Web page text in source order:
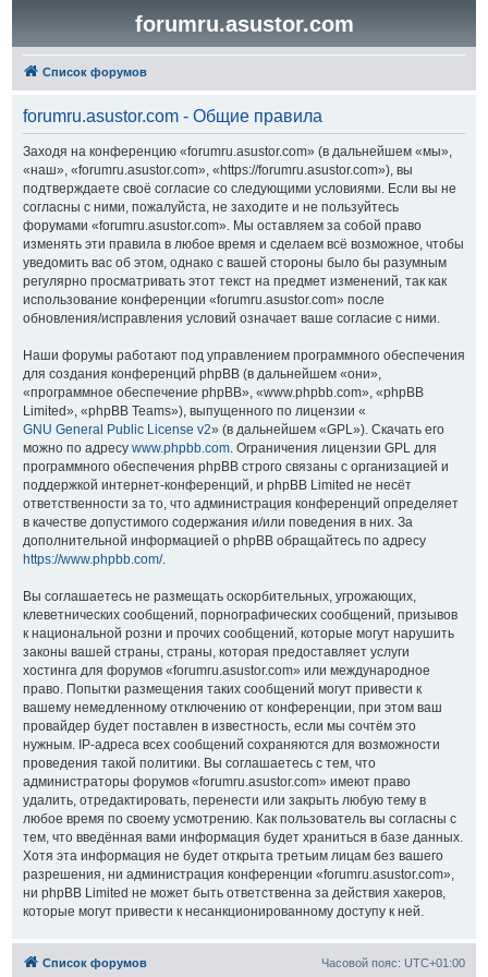
forumru.asustor.com
Список форумов
forumru.asustor.com - Общие правила
Заходя на конференцию «forumru.asustor.com» (в дальнейшем «мы»,
«наш», «forumru.asustor.com», «https://forumru.asustor.com»), вы
подтверждаете своё согласие со следующими условиями. Если вы не
согласны с ними, пожалуйста, не заходите и не пользуйтесь
форумами «forumru.asustor.com». Мы оставляем за собой право
изменять эти правила в любое время и сделаем всё возможное, чтобы
уведомить вас об этом, однако с вашей стороны было бы разумным
регулярно просматривать этот текст на предмет изменений, так как
использование конференции «forumru.asustor.com» после
обновления/исправления условий означает ваше согласие с ними.
Наши форумы работают под управлением программного обеспечения
для создания конференций phpBB (в дальнейшем «они»,
«программное обеспечение phpBB», «www.phpbb.com», «phpBB
Limited», «phpBB Teams»), выпущенного по лицензии «
GNU General Public License v2» (в дальнейшем «GPL»). Скачать его
можно по адресу www.phpbb.com. Ограничения лицензии GPL для
программного обеспечения phpBB строго связаны с организацией и
поддержкой интернет-конференций, и phpBB Limited не несёт
ответственности за то, что администрация конференций определяет
в качестве допустимого содержания и/или поведения в них. За
дополнительной информацией о phpBB обращайтесь по адресу
https://www.phpbb.com/.
Вы соглашаетесь не размещать оскорбительных, угрожающих,
клеветнических сообщений, порнографических сообщений, призывов
к национальной розни и прочих сообщений, которые могут нарушить
законы вашей страны, страны, которая предоставляет услуги
хостинга для форумов «forumru.asustor.com» или международное
право. Попытки размещения таких сообщений могут привести к
вашему немедленному отключению от конференции, при этом ваш
провайдер будет поставлен в известность, если мы сочтём это
нужным. IP-адреса всех сообщений сохраняются для возможности
проведения такой политики. Вы соглашаетесь с тем, что
администраторы форумов «forumru.asustor.com» имеют право
удалить, отредактировать, перенести или закрыть любую тему в
любое время по своему усмотрению. Как пользователь вы согласны с
тем, что введённая вами информация будет храниться в базе данных.
Хотя эта информация не будет открыта третьим лицам без вашего
разрешения, ни администрация конференции «forumru.asustor.com»,
ни phpBB Limited не может быть ответственна за действия хакеров,
которые могут привести к несанкционированному доступу к ней.
Список форумов Часовой пояс: UTC+01:00